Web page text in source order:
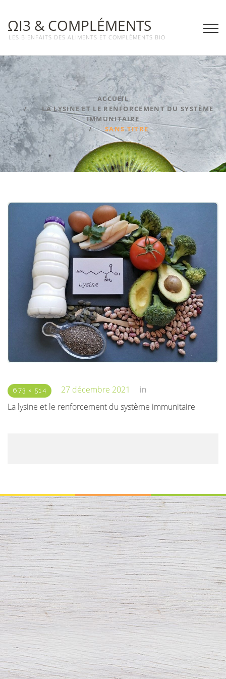
ΩΙ3 & COMPLÉMENTS
LES BIENFAITS DES ALIMENTS ET COMPLÉMENTS BIO
ACCUEIL
LA LYSINE ET LE RENFORCEMENT DU SYSTÈME
IMMUNITAIRE
SANS TITRE
673 × 514 27 décembre 2021
in
La lysine et le renforcement du système immunitaire